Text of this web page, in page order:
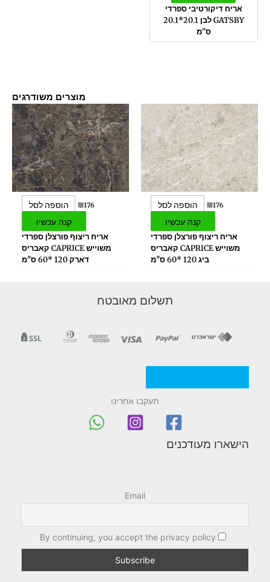
אריח דיקורטיבי ספרדי
GATSBY לבן 20.1*20.1
ס"מ
מוצרים משודרגים
₪176 הוספה לסל
קנה עכשיו
אריח ריצוף פורצלן ספרדי
משוייש CAPRICE קאבריס
ביג 120 *60 ס"מ
₪176 הוספה לסל
קנה עכשיו
אריח ריצוף פורצלן ספרדי
משוייש CAPRICE קאבריס
דארק 120 *60 ס"מ
תשלום מאובטח
תעקבו אחרינו
הישארו מעודכנים
Email
By continuing, you accept the privacy policy